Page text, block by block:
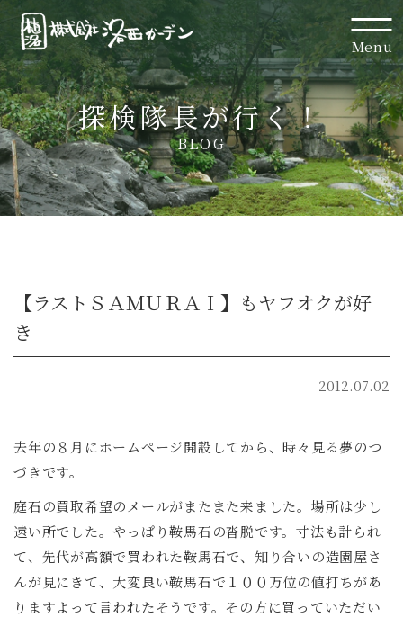
Menu
探検隊長が行く！
BLOG
【ラストＳＡＭＵＲＡＩ】もヤフオクが好
き
2012.07.02
去年の８月にホームページ開設してから、時々見る夢のつ
づきです。
庭石の買取希望のメールがまたまた来ました。場所は少し
遠い所でした。やっぱり鞍馬石の沓脱です。寸法も計られ
て、先代が高額で買われた鞍馬石で、知り合いの造園屋さ
んが見にきて、大変良い鞍馬石で１００万位の値打ちがあ
りますよって言われたそうです。その方に買っていただい